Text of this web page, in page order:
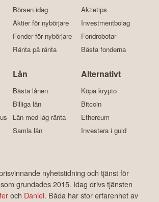
Börsen idag
Aktier för nybörjare
Fonder för nybörjare
Ränta på ränta
Aktietips
Investmentbolag
Fondrobotar
Bästa fonderna
Lån
Bästa lånen
Billiga lån
Lån med låg ränta
Samla lån
Alternativt
Köpa krypto
Bitcoin
Ethereum
Investera i guld
nyhetstidning och tjänst för
grundades 2015. Idag drivs tjänsten
och Daniel. Båda har stor erfarenhet av